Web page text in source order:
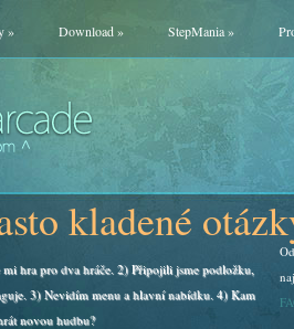
» Download» StepMania»
kladené
mi hra pro dva hráče. 2) Připojili jsme podložku,
3) Nevidím menu a hlavní nabídku. 4) Kam
novou hudbu?